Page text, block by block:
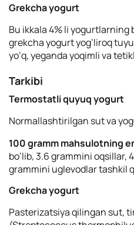
Grekcha yogurt
Bu ikkala 4% li yogurtlarning
grekcha yogurt yog’liroq
yo’q, yeganda yoqimli va
Tarkibi
Termostatli quyuq yogurt
Normallashtirilgan sut va
100 gramm mahsulotning
bo’lib, 3.6 grammini oqsillar,
grammini uglevodlar tashkil
Grekcha yogurt
Pasterizatsiya qilingan sut,